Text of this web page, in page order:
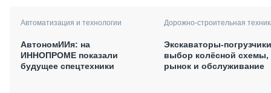
Автоматизация и технологии
АвтономИИя: на
ИННОПРОМЕ показали
будущее спецтехники
Дорожно-строительная
Экскаваторы-
выбор колёсной схемы,
рынок и обслуживание